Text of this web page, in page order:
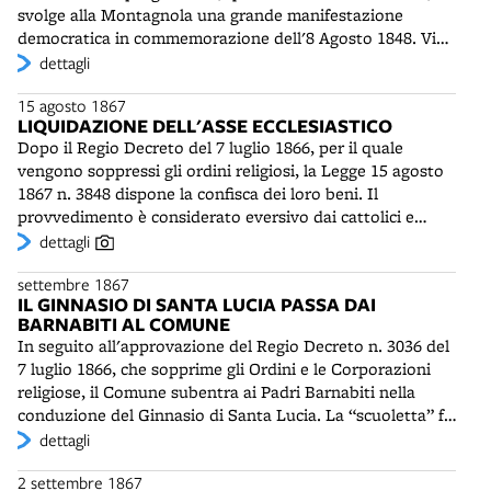
cattolica intransigente.
poi in commissioni parrocchiali le agenzie incaricate di
stimolare i genitori al rispetto dell'obbligo scolastico. Con
la precoce caduta della Giunta, dopo i moti del macinato
dell'aprile 1868, la prevista riforma moderata non avrà
seguito.
svolge alla Montagnola una grande manifestazione
democratica in commemorazione dell'8 Agosto 1848. Vi
partecipano oltre 5.000 persone. All'Arena del Pallone si
per tema Roma capitale. Parlano tra gli altri Giuseppe
Ceneri e Quirico Filopanti. L'accordo tra l'Unione
Democratica e la Società Operaia è sempre più stretto:
secondo le autorità, "la classe operaia di Bologna, mercè
l'opera lenta e possente dei componenti la Società
(democratica) è ormai generalmente imbevuta di
massime repubblicane".
dettagli
15 agosto 1867
LIQUIDAZIONE DELL'ASSE ECCLESIASTICO
Dopo il Regio Decreto del 7 luglio 1866, per il quale
vengono soppressi gli ordini religiosi, la Legge 15 agosto
1867 n. 3848 dispone la confisca dei loro beni. Il
provvedimento è considerato eversivo dai cattolici e
rischia di “favorire la concentrazione del patrimonio nelle
già avvenuto nel periodo napoleonico. A Bologna
scompaiono diciotto conventi, in gran parte requisiti
dall'autorità militare, essendo in corso la guerra contro
l'Austria. Le prime cartoline illustrate mostrano i soldati
in posa fuori da caserme, che tradiscono la loro diversa
origine: la caserma di fanteria nel convento di San
Salvatore, le caserme di cavalleria in San Domenico e
Sant'Isaia, quelle di artiglieria in Santa Caterina e fuori
Porta S. Mamolo. Alcuni degli immobili secolarizzati
dettagli
settembre 1867
IL GINNASIO DI SANTA LUCIA PASSA DAI
BARNABITI AL COMUNE
In seguito all'approvazione del Regio Decreto n. 3036 del
7 luglio 1866, che sopprime gli Ordini e le Corporazioni
religiose, il Comune subentra ai Padri Barnabiti nella
conduzione del Ginnasio di Santa Lucia. La “scuoletta” fu
istituita nel XVI secolo dai Gesuiti e passò ai Barnabiti nel
insegnavano “i rudimenti del leggere, scrivere e
dettagli
2 settembre 1867